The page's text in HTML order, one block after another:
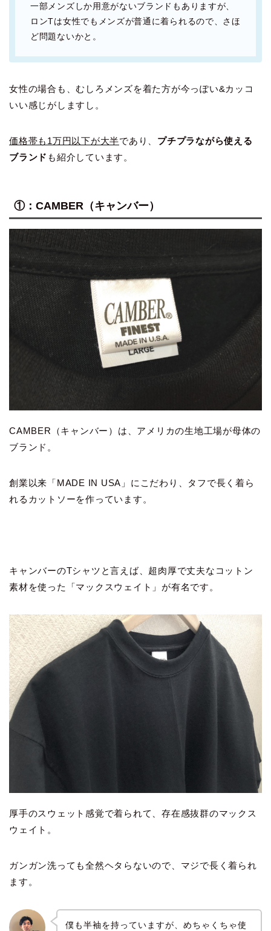
一部メンズしか用意がないブランドもありますが、
ロンTは女性でもメンズが普通に着られるので、さほ
ど問題ないかと。
女性の場合も、むしろメンズを着た方が今っぽい&カッコ
いい感じがしますし。
価格帯も1万円以下が大半であり、 プチプラながら使える
ブランド も紹介しています。
①：CAMBER（キャンバー）
CAMBER（キャンバー）は、アメリカの生地工場が母体の
ブランド。
創業以来「MADE IN USA」にこだわり、タフで長く着ら
れるカットソーを作っています。
キャンバーのTシャツと言えば、超肉厚で丈夫なコットン
素材を使った「マックスウェイト」が有名です。
厚手のスウェット感覚で着られて、存在感抜群のマックス
ウェイト。
ガンガン洗っても全然ヘタらないので、マジで長く着られ
ます。
僕も半袖を持っていますが、めちゃくちゃ使